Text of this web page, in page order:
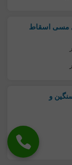
و سنگین و